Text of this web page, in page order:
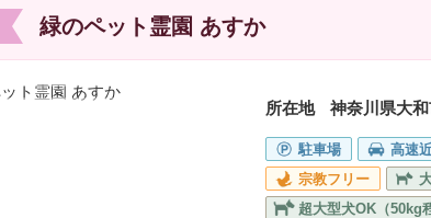
緑のペット霊園 あすか
所在地 神奈川県大
駐車場 高速
宗教フリー
超大型犬OK（50kg